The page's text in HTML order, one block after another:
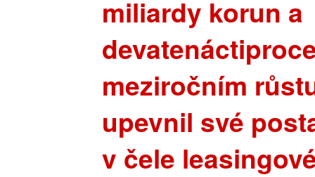
miliardy korun a
meziročním
upevnil své
v čele